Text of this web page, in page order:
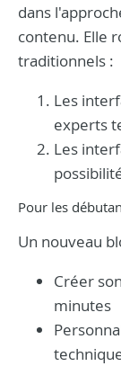
dans
contenu. Elle
traditionnels :
Les
experts
Les
Pour les
Un nouveau
Créer
minutes